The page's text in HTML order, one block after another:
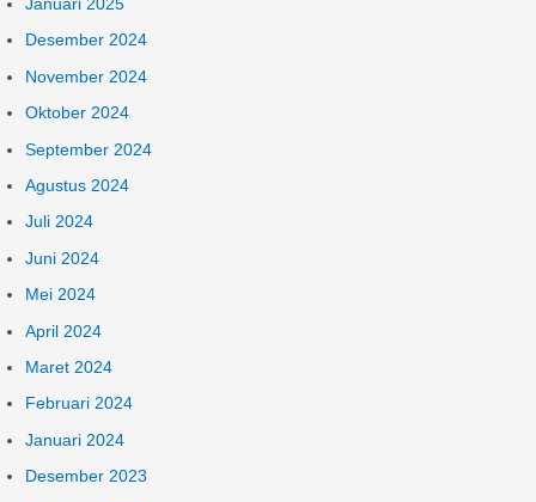
Januari 2025
Desember 2024
November 2024
Oktober 2024
September 2024
Agustus 2024
Juli 2024
Juni 2024
Mei 2024
April 2024
Maret 2024
Februari 2024
Januari 2024
Desember 2023